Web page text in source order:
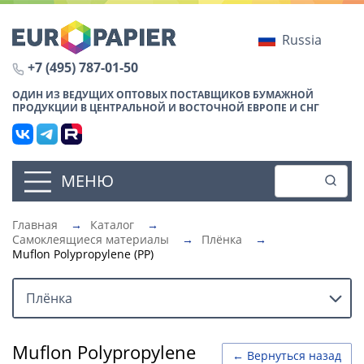
Russia
+7 (495) 787-01-50
ОДИН ИЗ ВЕДУЩИХ ОПТОВЫХ ПОСТАВЩИКОВ БУМАЖНОЙ
ПРОДУКЦИИ В ЦЕНТРАЛЬНОЙ И ВОСТОЧНОЙ ЕВРОПЕ И СНГ
МЕНЮ
Главная → Каталог
→
Самоклеящиеся материалы
→ Плёнка
→
Muflon Polypropylene (PP)
Плёнка
← Вернуться назад
Muflon Polypropylene